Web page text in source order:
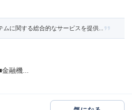
に関する総合的なサービスを提供...
融機...